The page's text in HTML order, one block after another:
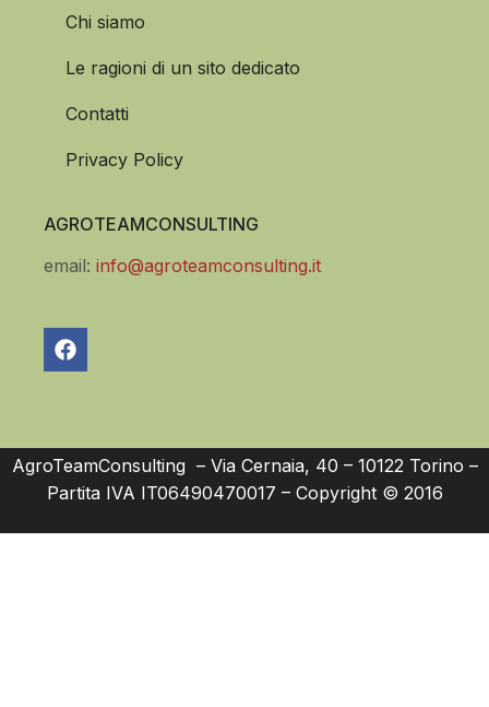
Chi siamo
Le ragioni di un sito dedicato
Contatti
Privacy Policy
AGROTEAMCONSULTING
email: info@agroteamconsulting.it
AgroTeamConsulting – Via Cernaia, 40 – 10122 Torino –
Partita IVA IT06490470017 – Copyright © 2016